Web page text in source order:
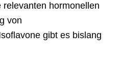
hormonellen
von
gibt es bislang